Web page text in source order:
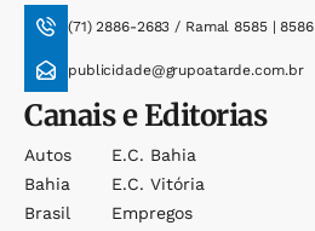
(71) 2886-2683 / Ramal 8585 | 8586
publicidade@grupoatarde.com.br
Canais e Editorias
Autos
Bahia
Brasil
E.c. Bahia
E.c. Vitória
Empregos